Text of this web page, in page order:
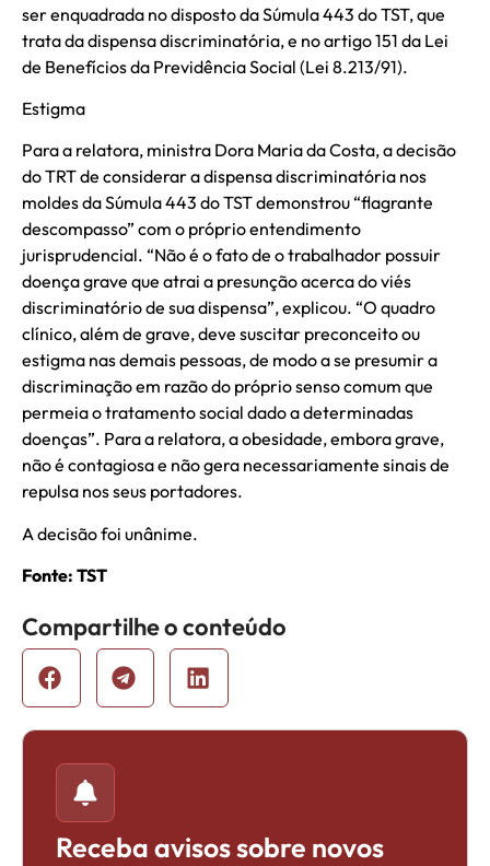
ser enquadrada no disposto da Súmula 443 do TST, que
trata da dispensa discriminatória, e no artigo 151 da Lei
de Benefícios da Previdência Social (Lei 8.213/91).
Estigma
Para a relatora, ministra Dora Maria da Costa, a decisão
do TRT de considerar a dispensa discriminatória nos
moldes da Súmula 443 do TST demonstrou “flagrante
descompasso” com o próprio entendimento
jurisprudencial. “Não é o fato de o trabalhador possuir
doença grave que atrai a presunção acerca do viés
discriminatório de sua dispensa”, explicou. “O quadro
clínico, além de grave, deve suscitar preconceito ou
estigma nas demais pessoas, de modo a se presumir a
discriminação em razão do próprio senso comum que
permeia o tratamento social dado a determinadas
doenças”. Para a relatora, a obesidade, embora grave,
não é contagiosa e não gera necessariamente sinais de
repulsa nos seus portadores.
A decisão foi unânime.
Fonte: TST
Compartilhe o conteúdo
Receba avisos sobre novos